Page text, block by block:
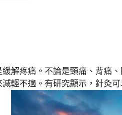
解疼痛。不論是頸痛、背痛
輕不適。有研究顯示，針灸